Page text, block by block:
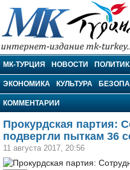
МК-Турция
МК-ТУРЦИЯ НОВОСТИ
ЭКОНОМИКА КУЛЬТУРА
КОММЕНТАРИИ
Прокурдская партия:
подвергли пыткам 36
11 августа 2017, 20:56